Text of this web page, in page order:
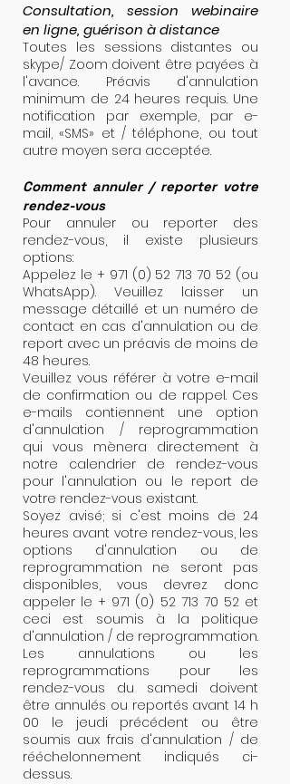
Consultation, session webinaire
en ligne, guérison à distance
Toutes les sessions distantes ou
skype/ Zoom doivent être payées à
l'avance. Préavis d'annulation
minimum de 24 heures requis. Une
notification par exemple, par e-
mail, «SMS» et / téléphone, ou tout
autre moyen sera acceptée.
Comment annuler / reporter votre
rendez-vous
Pour annuler ou reporter des
rendez-vous, il existe plusieurs
options:
Appelez le + 971 (0) 52 713 70 52 (ou
WhatsApp). Veuillez laisser un
message détaillé et un numéro de
contact en cas d'annulation ou de
report avec un préavis de moins de
48 heures.
Veuillez vous référer à votre e-mail
de confirmation ou de rappel. Ces
e-mails contiennent une option
d'annulation / reprogrammation
qui vous mènera directement à
notre calendrier de rendez-vous
pour l'annulation ou le report de
votre rendez-vous existant.
Soyez avisé; si c'est moins de 24
heures avant votre rendez-vous, les
options d'annulation ou de
reprogrammation ne seront pas
disponibles, vous devrez donc
appeler le + 971 (0) 52 713 70 52et
ceci est soumis à la politique
d'annulation / de reprogrammation.
Les annulations ou les
reprogrammations pour les
rendez-vous du samedi doivent
être annulés ou reportés avant 14 h
00 le jeudi précédent ou être
soumis aux frais d'annulation / de
rééchelonnement indiqués ci-
dessus.